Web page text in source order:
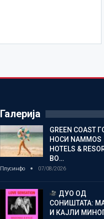
Галерија
GREEN COAST
НОСИ NAMMOS
HOTELS &
ВО…
Плусинфо 07/08/2026
ДУО ОД
СОНИШТАТА:
И КАЈЛИ